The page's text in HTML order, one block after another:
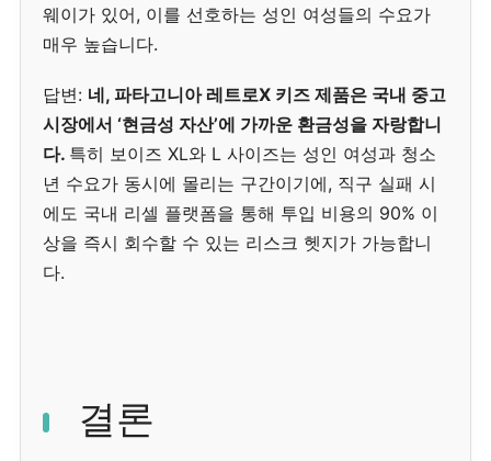
웨이가 있어, 이를 선호하는 성인 여성들의 수요가
매우 높습니다.
답변: 네, 파타고니아 레트로X 키즈 제품은 국내 중고
시장에서 ‘현금성 자산’에 가까운 환금성을 자랑합니
다. 특히 보이즈 XL와 L 사이즈는 성인 여성과 청소
년 수요가 동시에 몰리는 구간이기에, 직구 실패 시
에도 국내 리셀 플랫폼을 통해 투입 비용의 90% 이
상을 즉시 회수할 수 있는 리스크 헷지가 가능합니
다.
결론